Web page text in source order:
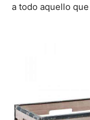
a todo aquello